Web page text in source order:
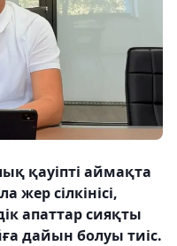
қауіпті аймақта
жер сілкінісі,
апаттар сияқты
дайын болуы тиіс.